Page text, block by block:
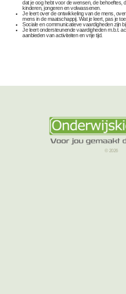
dat je oog hebt voor de wensen, de behoeftes,
kinderen, jongeren en volwassenen.
Je leert over de ontwikkeling van de mens,
mens in de maatschappij. Wat je leert, pas je
Sociale en communicatieve vaardigheden zijn
Je leert ondersteunende vaardigheden m.b.t.
aanbieden van activiteiten en vrije tijd.
© 2026